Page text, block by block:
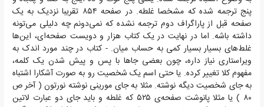
پنج ترجمه شده که مشخصا غلطه. در صفحه ۸۵۴ تقریبا نزدیک به یک
صفحه قبل از پاراگراف دوم ترجمه نشده که نمی‌دونم چه دلیلی می‌تونه
داشته باشه. اما در نهایت در یک کتاب هزار و دویست صفحه‌ای، این‌ها
غلط‌های بسیار بسیار کمی به حساب میان. - کتاب در چند مورد اندک به
ویراستاری نیاز داره، چون بعضی جا‌ها با پس و پیش شدن یک کلمه،
مفهوم کلا تغییر کرده. یا حتی اسم یک شخصیت رو به صورت آشکارا اشتباه
به جای شخصیت دیگه نوشته. مثلا به جای مورینی نوشته نورتون ( آخر ص
۸۰ ) یا مثلا پانوشت صفحه‌ی ۵۲۵ که غلطه و باید جای دو عبارت لاتین